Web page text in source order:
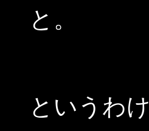
と。
というわ